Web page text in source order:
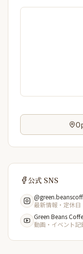
公式 SNS
最新情報・定休日
Green Beans
動画・イベント記